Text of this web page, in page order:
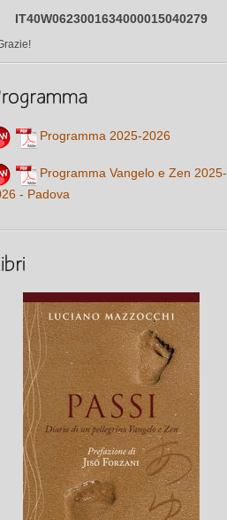
IT40W0623001634000015040279
Programma 2025-2026
Programma Vangelo e Zen 2025-
- Padova